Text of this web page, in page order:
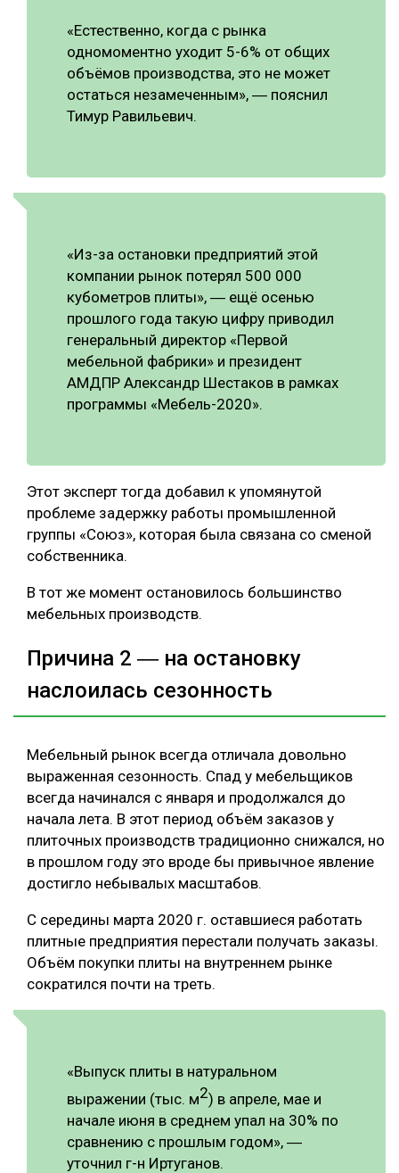
«Естественно, когда с рынка
одномоментно уходит 5-6% от общих
объёмов производства, это не может
остаться незамеченным», ― пояснил
Тимур Равильевич.
«Из-за остановки предприятий этой
компании рынок потерял 500 000
кубометров плиты», ― ещё осенью
прошлого года такую цифру приводил
генеральный директор «Первой
мебельной фабрики» и президент
АМДПР Александр Шестаков в рамках
программы «Мебель-2020».
Этот эксперт тогда добавил к упомянутой
проблеме задержку работы промышленной
группы «Союз», которая была связана со сменой
собственника.
В тот же момент остановилось большинство
мебельных производств.
Причина 2 ― на остановку
наслоилась сезонность
Мебельный рынок всегда отличала довольно
выраженная сезонность. Спад у мебельщиков
всегда начинался с января и продолжался до
начала лета. В этот период объём заказов у
плиточных производств традиционно снижался, но
в прошлом году это вроде бы привычное явление
достигло небывалых масштабов.
С середины марта 2020 г. оставшиеся работать
плитные предприятия перестали получать заказы.
Объём покупки плиты на внутреннем рынке
сократился почти на треть.
«Выпуск плиты в натуральном
выражении (тыс. м2) в апреле, мае и
начале июня в среднем упал на 30% по
сравнению с прошлым годом», ―
уточнил г-н Иртуганов.